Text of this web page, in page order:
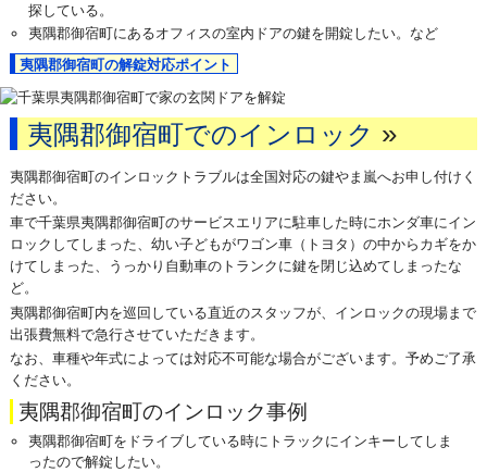
探している。
夷隅郡御宿町にあるオフィスの室内ドアの鍵を開錠したい。など
夷隅郡御宿町の解錠対応ポイント
夷隅郡御宿町でのインロック »
夷隅郡御宿町のインロックトラブルは全国対応の鍵やま嵐へお申し付けく
ださい。
車で千葉県夷隅郡御宿町のサービスエリアに駐車した時にホンダ車にイン
ロックしてしまった、幼い子どもがワゴン車（トヨタ）の中からカギをか
けてしまった、うっかり自動車のトランクに鍵を閉じ込めてしまったな
ど。
夷隅郡御宿町内を巡回している直近のスタッフが、インロックの現場まで
出張費無料で急行させていただきます。
なお、車種や年式によっては対応不可能な場合がございます。予めご了承
ください。
夷隅郡御宿町のインロック事例
夷隅郡御宿町をドライブしている時にトラックにインキーしてしま
ったので解錠したい。